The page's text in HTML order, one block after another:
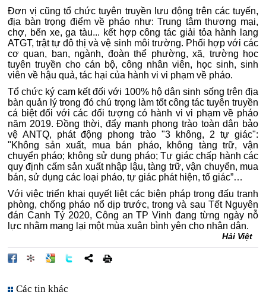
Đơn vị cũng tổ chức tuyên truyền lưu động trên các tuyến,
địa bàn trọng điểm về pháo như: Trung tâm thương mại,
chợ, bến xe, ga tàu... kết hợp công tác giải tỏa hành lang
ATGT, trật tự đô thị và vệ sinh môi trường. Phối hợp với các
cơ quan, ban, ngành, đoàn thể phường, xã, trường học
tuyên truyền cho cán bộ, công nhân viên, học sinh, sinh
viên về hậu quả, tác hại của hành vi vi phạm về pháo.
Tổ chức ký cam kết đối với 100% hộ dân sinh sống trên địa
bàn quản lý trong đó chú trọng làm tốt công tác tuyên truyền
cá biệt đối với các đối tượng có hành vi vi phạm về pháo
năm 2019.Đồng thời, đẩy mạnh phong trào toàn dân bảo
vệ ANTQ, phát động phong trào "3 không, 2 tự giác":
"Không sản xuất, mua bán pháo, không tàng trữ, vận
chuyển pháo; không sử dụng pháo; Tự giác chấp hành các
quy định cấm sản xuất nhập lậu, tàng trữ, vận chuyển, mua
bán, sử dụng các loại pháo, tự giác phát hiện, tố giác”…
Với việc triển khai quyết liệt các biện pháp trong đấu tranh
phòng, chống pháo nổ dịp trước, trong và sau Tết Nguyên
đán Canh Tý 2020, Công an TP Vinh đang từng ngày nỗ
lực nhằm mang lại một mùa xuân bình yên cho nhân dân.
Hải Việt
Các tin khác